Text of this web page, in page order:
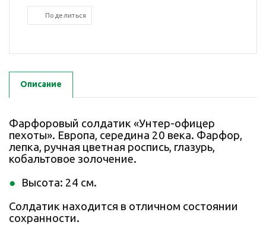
Поделиться
Описание
Фарфоровый солдатик «Унтер-офицер
пехоты». Европа, середина 20 века. Фарфор,
лепка, ручная цветная роспись, глазурь,
кобальтовое золочение.
Высота: 24 см.
Солдатик находится в отличном состоянии
сохранности.